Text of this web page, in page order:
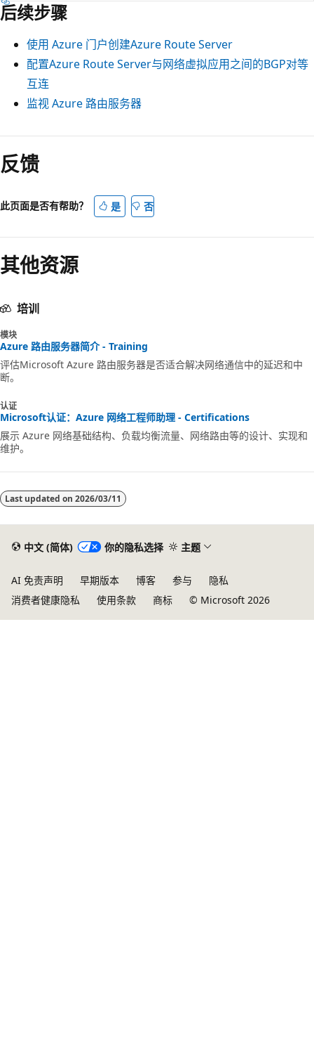
后续步骤
使用 Azure 门户创建Azure Route Server
配置Azure Route Server与网络虚拟应用之间的BGP对等
互连
监视 Azure 路由服务器
反馈
此页面是否有帮助？ 是 否
其他资源
培训
模块
Azure 路由服务器简介 - Training
评估Microsoft Azure 路由服务器是否适合解决网络通信中的延迟和中
断。
认证
Microsoft认证：Azure 网络工程师助理 - Certifications
展示 Azure 网络基础结构、负载均衡流量、网络路由等的设计、实现和
维护。
Last updated on 2026/03/11
中文 (简体) 你的隐私选择 主题
AI 免责声明 早期版本 博客 参与
隐私
消费者健康隐私
使用条款 商标 © Microsoft 2026